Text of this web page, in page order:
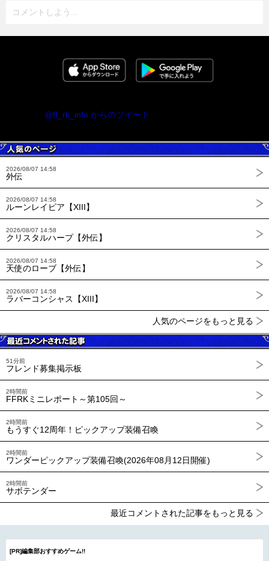
コメントしよう...
@ff_rk_info からのツイート
2026/08/07 14:58
外伝
2026/08/07 14:58
ルーンレイピア【XIII】
2026/08/07 14:58
クリスタルハープ【外伝】
2026/08/07 14:58
天使のローブ【外伝】
2026/08/07 14:58
ラバーコンシャス【XIII】
人気のページをもっと見る
51分前
フレンド募集掲示板
2時間前
FFRKミニレポート～第105回～
2時間前
もうすぐ12周年！ピックアップ装備召喚
2時間前
ワンダーピックアップ装備召喚(2026年08月12日開催)
2時間前
サボテンダー
最近コメントされた記事をもっと見る
[PR]編集部おすすめゲーム!!